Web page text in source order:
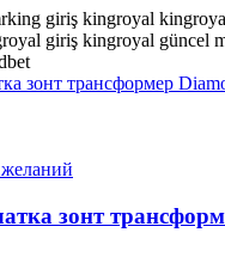
giriş kingroyal
giriş kingroyal güncel
зонт